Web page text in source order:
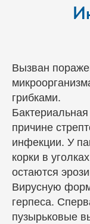
Вызван
грибками.
причине
инфекции. У
корки в
остаются
Вирусную
герпеса.
пузырьковые